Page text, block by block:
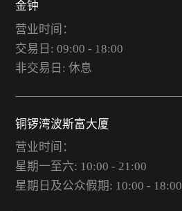
金钟
营业时间：
交易日: 09:00 - 18:00
非交易日: 休息
铜锣湾波斯富大厦
营业时间：
星期一至六: 10:00 - 21:00
星期日及公众假期: 10:00 - 18:00